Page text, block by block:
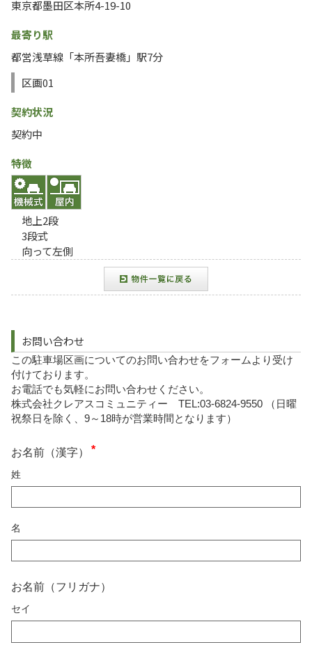
東京都墨田区本所4-19-10
最寄り駅
都営浅草線「本所吾妻橋」駅7分
区画01
契約状況
契約中
特徴
地上2段
3段式
向って左側
お問い合わせ